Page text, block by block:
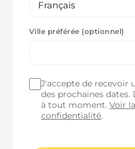
Ville préférée (optionnel)
J'accepte de recevoir
des prochaines
à tout moment. Voir
confidentialité.